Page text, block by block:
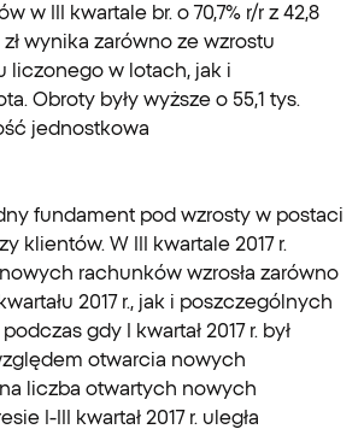
w III kwartale br. o 70,7% r/r z 42,8
zł wynika zarówno ze wzrostu
liczonego w lotach, jak i
Obroty były wyższe o 55,1 tys.
jednostkowa
fundament pod wzrosty w postaci
klientów. W III kwartale 2017 r.
rachunków wzrosła zarówno
2017 r., jak i poszczególnych
gdy I kwartał 2017 r. był
otwarcia nowych
liczba otwartych nowych
I-III kwartał 2017 r. uległa